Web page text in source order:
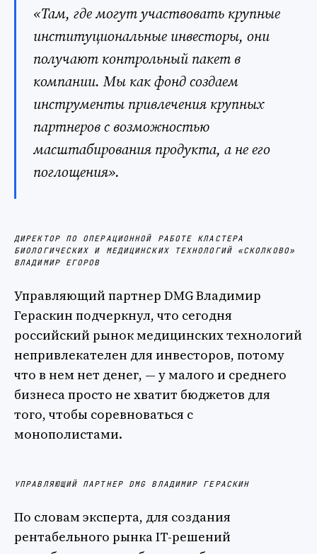
«Там, где могут участвовать крупные
институциональные инвесторы, они
получают контрольный пакет в
компании. Мы как фонд создаем
инструменты привлечения крупных
партнеров с возможностью
масштабирования продукта, а не его
поглощения».
ДИРЕКТОР ПО ОПЕРАЦИОННОЙ РАБОТЕ КЛАСТЕРА
БИОЛОГИЧЕСКИХ И МЕДИЦИНСКИХ ТЕХНОЛОГИЙ «СКОЛКОВО»
ВЛАДИМИР ЕГОРОВ
Управляющий партнер DMG Владимир
Гераскин подчеркнул, что сегодня
российский рынок медицинских технологий
непривлекателен для инвесторов, потому
что в нем нет денег, — у малого и среднего
бизнеса просто не хватит бюджетов для
того, чтобы соревноваться с
монополистами.
УПРАВЛЯЮЩИЙ ПАРТНЕР DMG ВЛАДИМИР ГЕРАСКИН
По словам эксперта, для создания
рентабельного рынка IT-решений